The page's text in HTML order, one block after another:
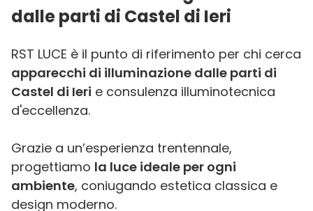
dalle parti di Castel di Ieri
RST LUCE è il punto di riferimento per chi cerca
apparecchi di illuminazione dalle parti di
Castel di Ieri e consulenza illuminotecnica
d'eccellenza.
Grazie a un’esperienza trentennale,
progettiamo la luce ideale per ogni
ambiente, coniugando estetica classica e
design moderno.